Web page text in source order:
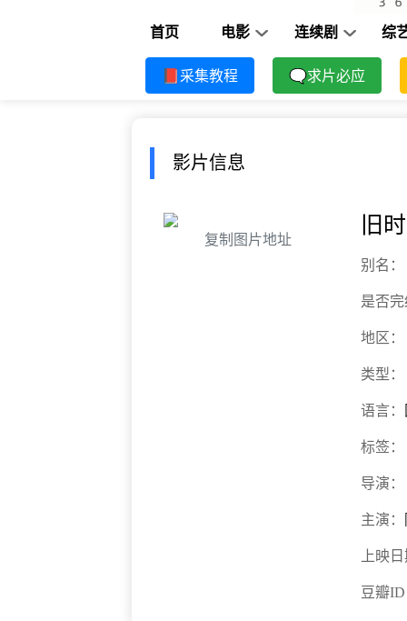
首页 电影 连续剧 综
📕采集教程 🗨求片必应
影片信息
复制图片地址
旧
别名：
是否
地区：
类型：
语言：
标签：
导演：
主演：
上映
豆瓣